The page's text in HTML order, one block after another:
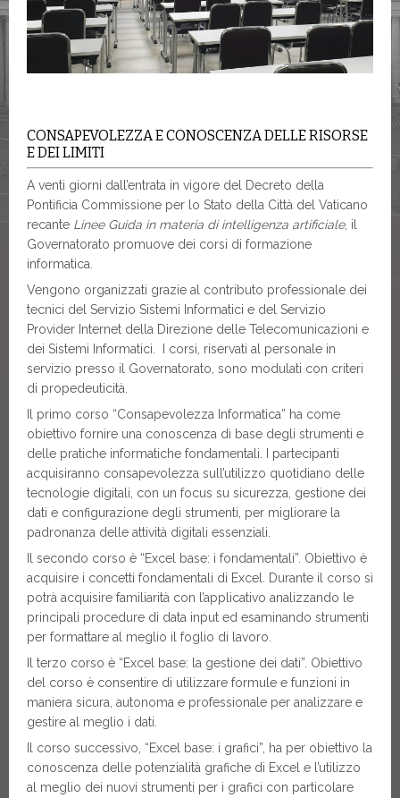
CONSAPEVOLEZZA E CONOSCENZA DELLE RISORSE
E DEI LIMITI
A venti giorni dall’entrata in vigore del Decreto della
Pontificia Commissione per lo Stato della Città del Vaticano
recante Linee Guida in materia di intelligenza artificiale, il
Governatorato promuove dei corsi di formazione
informatica.
Vengono organizzati grazie al contributo professionale dei
tecnici del Servizio Sistemi Informatici e del Servizio
Provider Internet della Direzione delle Telecomunicazioni e
dei Sistemi Informatici. I corsi, riservati al personale in
servizio presso il Governatorato, sono modulati con criteri
di propedeuticità.
Il primo corso “Consapevolezza Informatica” ha come
obiettivo fornire una conoscenza di base degli strumenti e
delle pratiche informatiche fondamentali. I partecipanti
acquisiranno consapevolezza sull’utilizzo quotidiano delle
tecnologie digitali, con un focus su sicurezza, gestione dei
dati e configurazione degli strumenti, per migliorare la
padronanza delle attività digitali essenziali.
Il secondo corso è “Excel base: i fondamentali”. Obiettivo è
acquisire i concetti fondamentali di Excel. Durante il corso si
potrà acquisire familiarità con l’applicativo analizzando le
principali procedure di data input ed esaminando strumenti
per formattare al meglio il foglio di lavoro.
Il terzo corso è “Excel base: la gestione dei dati”. Obiettivo
del corso è consentire di utilizzare formule e funzioni in
maniera sicura, autonoma e professionale per analizzare e
gestire al meglio i dati.
Il corso successivo, “Excel base: i grafici”, ha per obiettivo la
conoscenza delle potenzialità grafiche di Excel e l’utilizzo
al meglio dei nuovi strumenti per i grafici con particolare